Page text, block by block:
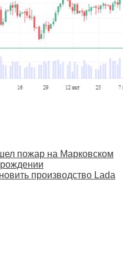
пожар на Марковском
производство Lada